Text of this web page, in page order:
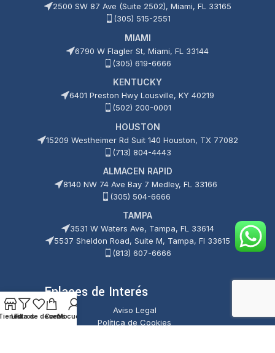
2500 SW 87 Ave (Suite 2502), Miami, FL 33165
(305) 515-2551
MIAMI
6790 W Flagler St, Miami, FL 33144
(305) 619-6666
KENTUCKY
6401 Preston Hwy Lousville, KY 40219
(502) 200-0001
HOUSTON
15209 Westheimer Rd Suit 140 Houston, TX 77082
(713) 804-4443
ALMACEN RAPID
8140 NW 74 Ave Bay 7 Medley, FL 33166
(305) 504-6666
TAMPA
3531 W Waters Ave, Tampa, FL 33614
5537 Sheldon Road, Suite M, Tampa, Fl 33615
(813) 607-6666
Enlaces de Interés
Aviso Legal
Política de Cookies
Filtros
Lista de deseos
CarritoMi cuenta